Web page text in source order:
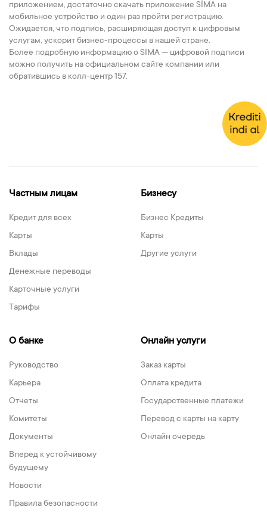
приложением, достаточно скачать приложение SİMA на
мобильное устройство и один раз пройти регистрацию.
Ожидается, что подпись, расширяющая доступ к цифровым
услугам, ускорит бизнес-процессы в нашей стране.
Более подробную информацию о SİMA — цифровой подписи
можно получить на официальном сайте компании или
обратившись в колл-центр 157.
Частным лицам
Кредит для всех
Карты
Вклады
Денежные переводы
Карточные услуги
Тарифы
Бизнесу
Бизнес Кредиты
Карты
Другие услуги
О банке
Руководство
Карьера
Отчеты
Комитеты
Документы
Вперед к устойчивому
будущему
Новости
Правила безопасности
Онлайн услуги
Заказ карты
Оплата кредита
Государственные платежи
Перевод с карты на карту
Онлайн очередь